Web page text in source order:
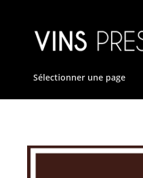
Sélectionner une page